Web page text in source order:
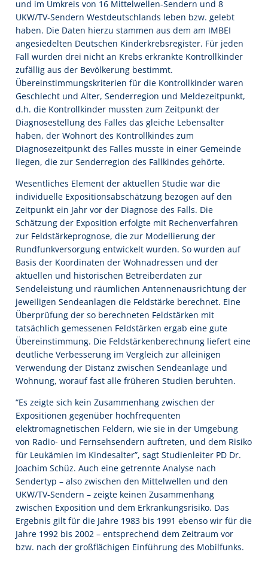
und im Umkreis von 16 Mittelwellen-Sendern und 8
UKW/TV-Sendern Westdeutschlands leben bzw. gelebt
haben. Die Daten hierzu stammen aus dem am IMBEI
angesiedelten Deutschen Kinderkrebsregister. Für jeden
Fall wurden drei nicht an Krebs erkrankte Kontrollkinder
zufällig aus der Bevölkerung bestimmt.
Übereinstimmungskriterien für die Kontrollkinder waren
Geschlecht und Alter, Senderregion und Meldezeitpunkt,
d.h. die Kontrollkinder mussten zum Zeitpunkt der
Diagnosestellung des Falles das gleiche Lebensalter
haben, der Wohnort des Kontrollkindes zum
Diagnosezeitpunkt des Falles musste in einer Gemeinde
liegen, die zur Senderregion des Fallkindes gehörte.
Wesentliches Element der aktuellen Studie war die
individuelle Expositionsabschätzung bezogen auf den
Zeitpunkt ein Jahr vor der Diagnose des Falls. Die
Schätzung der Exposition erfolgte mit Rechenverfahren
zur Feldstärkeprognose, die zur Modellierung der
Rundfunkversorgung entwickelt wurden. So wurden auf
Basis der Koordinaten der Wohnadressen und der
aktuellen und historischen Betreiberdaten zur
Sendeleistung und räumlichen Antennenausrichtung der
jeweiligen Sendeanlagen die Feldstärke berechnet. Eine
Überprüfung der so berechneten Feldstärken mit
tatsächlich gemessenen Feldstärken ergab eine gute
Übereinstimmung. Die Feldstärkenberechnung liefert eine
deutliche Verbesserung im Vergleich zur alleinigen
Verwendung der Distanz zwischen Sendeanlage und
Wohnung, worauf fast alle früheren Studien beruhten.
“Es zeigte sich kein Zusammenhang zwischen der
Expositionen gegenüber hochfrequenten
elektromagnetischen Feldern, wie sie in der Umgebung
von Radio- und Fernsehsendern auftreten, und dem Risiko
für Leukämien im Kindesalter”, sagt Studienleiter PD Dr.
Joachim Schüz. Auch eine getrennte Analyse nach
Sendertyp – also zwischen den Mittelwellen und den
UKW/TV-Sendern – zeigte keinen Zusammenhang
zwischen Exposition und dem Erkrankungsrisiko. Das
Ergebnis gilt für die Jahre 1983 bis 1991 ebenso wir für die
Jahre 1992 bis 2002 – entsprechend dem Zeitraum vor
bzw. nach der großflächigen Einführung des Mobilfunks.